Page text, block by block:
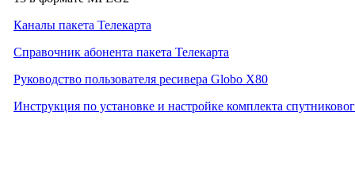
Каналы пакета Телекарта
Справочник абонента пакета Телекарта
Руководство пользователя ресивера Globo X80
Инструкция по установке и настройке комплекта